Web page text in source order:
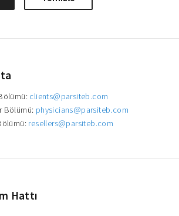
clients@parsiteb.com
Bölümü: physicians@parsiteb.com
resellers@parsiteb.com
Hattı